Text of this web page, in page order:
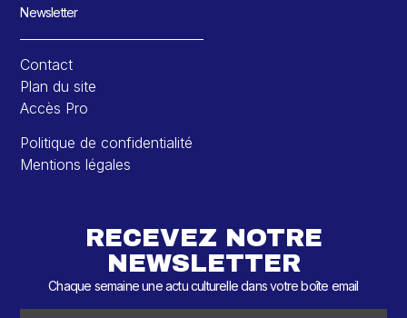
Newsletter
Contact
Plan du site
Accès Pro
Politique de confidentialité
Mentions légales
RECEVEZ NOTRE
NEWSLETTER
Chaque semaine une actu culturelle dans votre boîte email